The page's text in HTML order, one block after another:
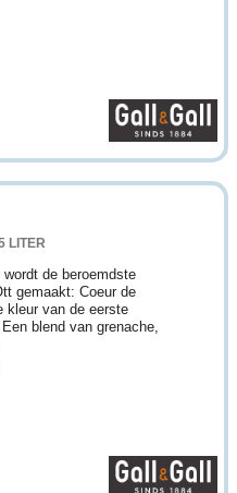
LITER
de beroemdste
gemaakt: Coeur de
kleur van de eerste
blend van grenache,